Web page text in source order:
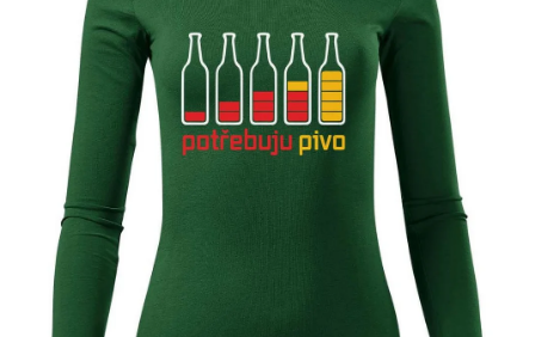
OKAMŽITĚ K ODBĚRU
MÁM SRDCE POMÁHÁM
VÁNOCE
PROVIZNÍ SYSTÉM